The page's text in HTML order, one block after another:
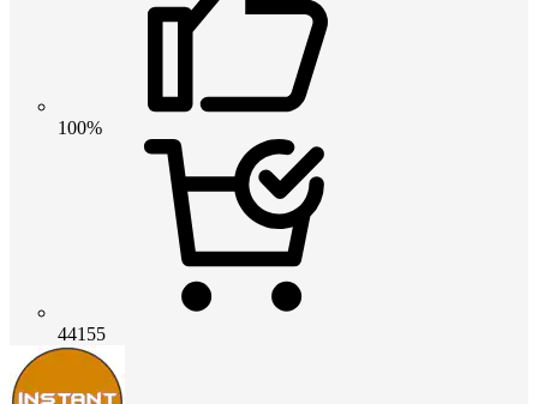
100%
44155